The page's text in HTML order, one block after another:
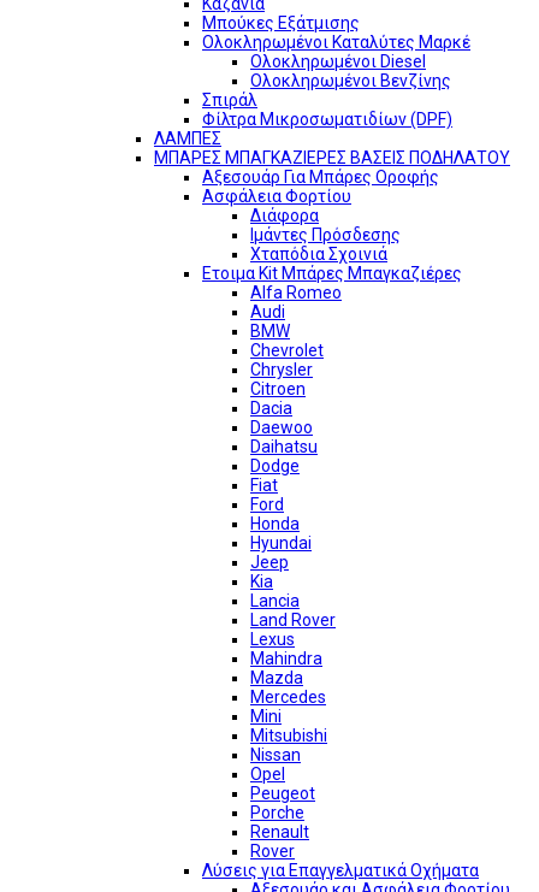
Μπούκες Εξάτμισης
Ολοκληρωμένοι Καταλύτες Μαρκέ
Ολοκληρωμένοι Diesel
Ολοκληρωμένοι Βενζίνης
Σπιράλ
Φίλτρα Μικροσωματιδίων (DPF)
ΛΑΜΠΕΣ
ΜΠΑΡΕΣ ΜΠΑΓΚΑΖΙΕΡΕΣ ΒΑΣΕΙΣ ΠΟΔΗΛΑΤΟΥ
Αξεσουάρ Για Μπάρες Οροφής
Ασφάλεια Φορτίου
Διάφορα
Ιμάντες Πρόσδεσης
Χταπόδια Σχοινιά
Ετοιμα Kit Μπάρες Μπαγκαζιέρες
Alfa Romeo
Audi
BMW
Chevrolet
Chrysler
Citroen
Dacia
Daewoo
Daihatsu
Dodge
Fiat
Ford
Honda
Hyundai
Jeep
Kia
Lancia
Land Rover
Lexus
Mahindra
Mazda
Mercedes
Mini
Mitsubishi
Nissan
Opel
Peugeot
Porche
Renault
Rover
Λύσεις για Επαγγελματικά Οχήματα